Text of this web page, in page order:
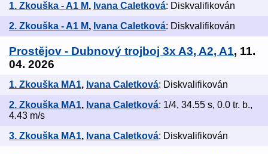
1. Zkouška - A1 M, Ivana Caletková: Diskvalifikován
2. Zkouška - A1 M, Ivana Caletková: Diskvalifikován
Prostějov - Dubnový trojboj 3x A3, A2, A1, 11.
04. 2026
1. Zkouška MA1, Ivana Caletková: Diskvalifikován
2. Zkouška MA1, Ivana Caletková: 1/4, 34.55 s, 0.0 tr. b.,
4.43 m/s
3. Zkouška MA1, Ivana Caletková: Diskvalifikován